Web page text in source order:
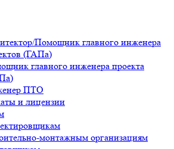
Помощник главного инженера
(ГАПа)
главного инженера проекта
ПТО
и лицензии
монтажным организациям